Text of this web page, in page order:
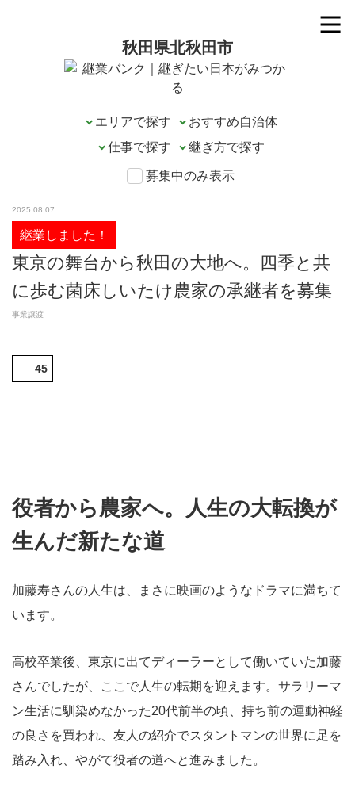
秋田県北秋田市
エリアで探す
募集中のみ表示
2025.08.07
継業しました！
東京の舞台から秋田の大地へ。四季と共
に歩む菌床しいたけ農家の承継者を募集
事業譲渡
45
役者から農家へ。人生の大転換が
生んだ新たな道
加藤寿さんの人生は、まさに映画のようなドラマに満ちて
います。
高校卒業後、東京に出てディーラーとして働いていた加藤
さんでしたが、ここで人生の転期を迎えます。サラリーマ
ン生活に馴染めなかった20代前半の頃、持ち前の運動神経
の良さを買われ、友人の紹介でスタントマンの世界に足を
踏み入れ、やがて役者の道へと進みました。